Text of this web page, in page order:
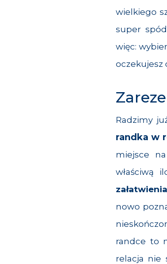
wielkiego
super
więc:
oczekujesz
Radzimy
randka w
miejsce
właściwą
załatwienia
nowo
randce to
relacja nie